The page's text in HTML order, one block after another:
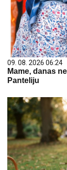
09. 08. 2026 06:24
Mame, danas
Panteliju